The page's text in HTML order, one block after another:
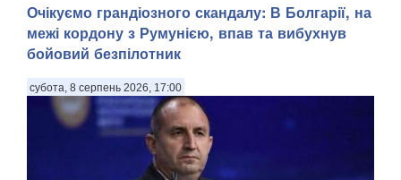
Очікуємо грандіозного скандалу: В Болгарії, на
межі кордону з Румунією, впав та вибухнув
бойовий безпілотник
субота, 8 серпень 2026, 17:00